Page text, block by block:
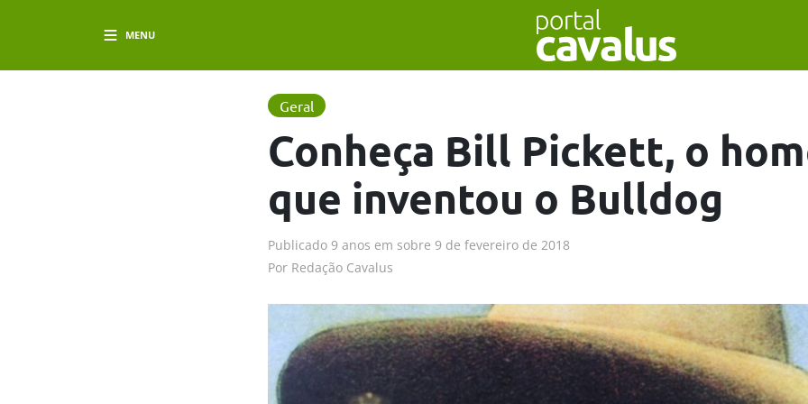
MENU
Geral
Conheça Bill Pickett, o
que inventou o Bulldog
Publicado 9 anos em sobre 9 de fevereiro de 2018
Por Redação Cavalus